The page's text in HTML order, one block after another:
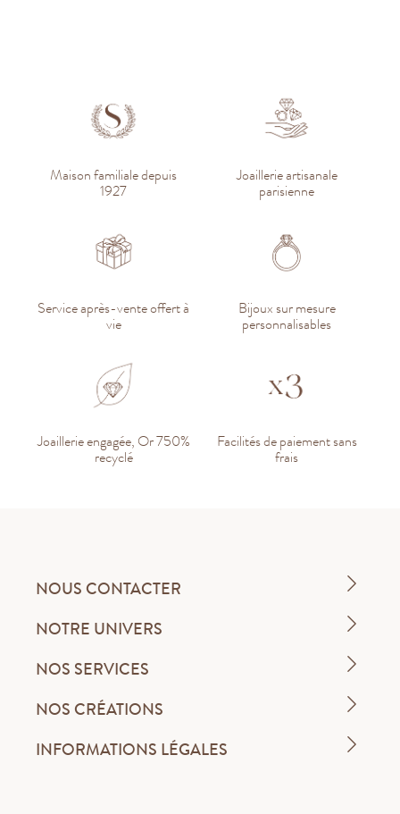
Maison familiale depuis
1927
Joaillerie artisanale
parisienne
Service après-vente offert à
vie
Bijoux sur mesure
personnalisables
Joaillerie engagée, Or 750%
recyclé
Facilités de paiement sans
frais
NOUS CONTACTER
NOTRE UNIVERS
NOS SERVICES
NOS CRÉATIONS
INFORMATIONS LÉGALES